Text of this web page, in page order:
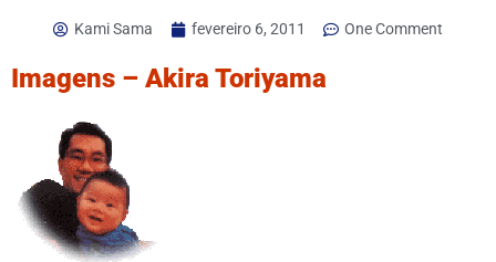
Kami Sama fevereiro 6, 2011 One Comment
Imagens – Akira Toriyama